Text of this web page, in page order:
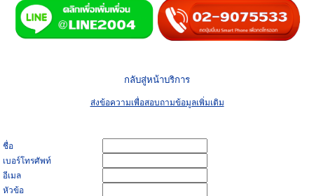
กลับสู่หน้าบริการ
ส่งข้อความเพื่อสอบถามข้อมูลเพิ่มเติม
ชื่อ
เบอร์โทรศัพท์
อีเมล
หัวข้อ